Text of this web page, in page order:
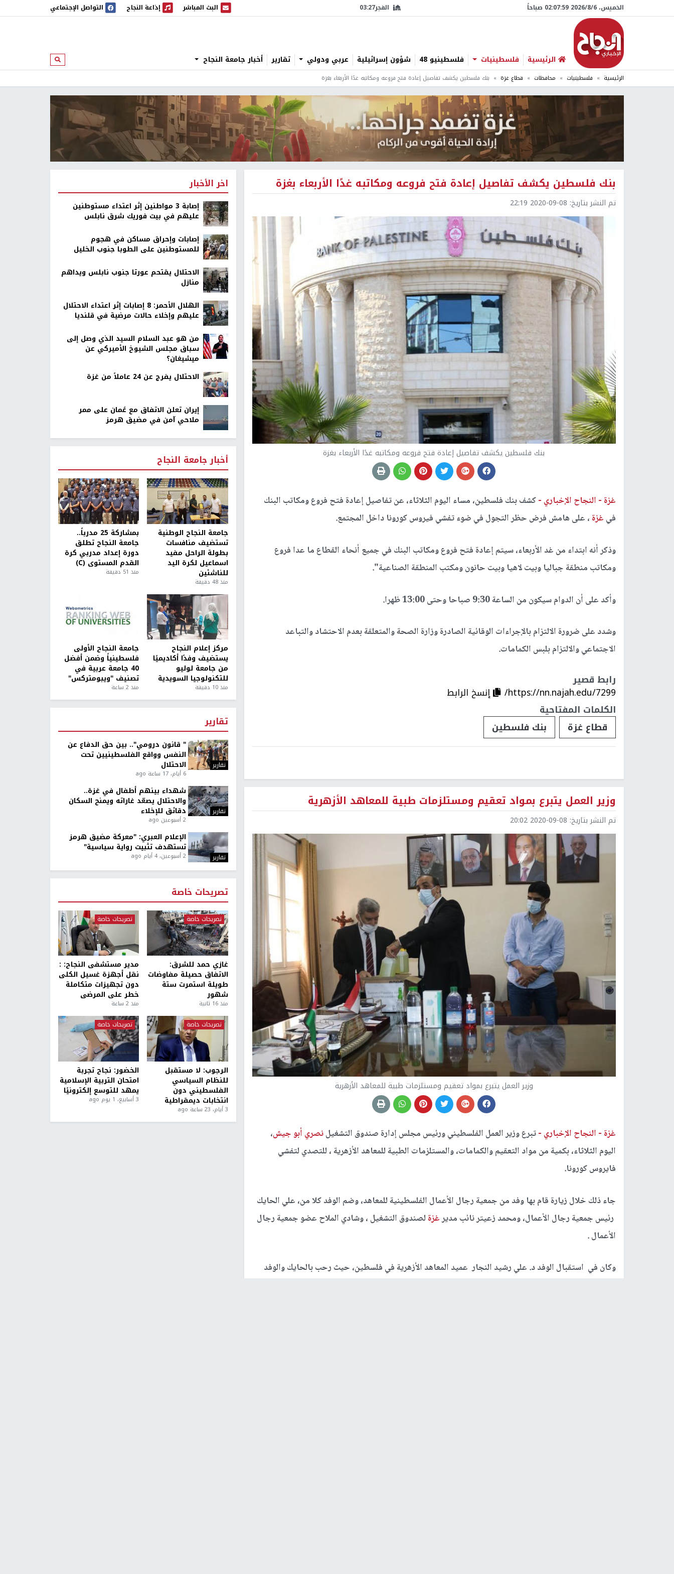
الخميس، 6/‏8/‏2026 02:08:00 صباحاً الفجر03:27 البث المباشر
البث المباشر إذاعة النجاح
إذاعة النجاح التواصل الإجتماعي
الرئيسية فلسطينيات فلسطينيو 48 شؤون إسرائيلية عربي ودولي تقارير أخبار جامعة النجاح ابحث
الرئيسية فلسطينيات محافظات قطاع غزة بنك فلسطين يكشف تفاصيل إعادة فتح فروعه ومكاتبه غدًا الأربعاء بغزة
بنك فلسطين يكشف تفاصيل إعادة فتح فروعه ومكاتبه غدًا الأربعاء بغزة
تم النشر بتاريخ: 2020-09-08 22:19
بنك فلسطين يكشف تفاصيل إعادة فتح فروعه ومكاتبه غدًا الأربعاء بغزة
غزة - النجاح الإخباري -كشف بنك فلسطين، مساء اليوم الثلاثاء، عن تفاصيل إعادة فتح فروع ومكاتب البنك
في غزة ، على هامش فرض حظر التجول في ضوء تفشي فيروس كورونا داخل المجتمع.
وذكر أنه ابتداء من غد الأربعاء، سيتم إعادة فتح فروع ومكاتب البنك في جميع أنحاء القطاع ما عدا فروع
ومكاتب منطقة جباليا وبيت لاهيا وبيت حانون ومكتب المنطقة الصناعية".
وأكد على أن الدوام سيكون من الساعة 9:30 صباحا وحتى 13:00 ظهرا.
وشدد على ضرورة الالتزام بالإجراءات الوقائية الصادرة وزارة الصحة والمتعلقة بعدم الاحتشاد والتباعد
الاجتماعي والالتزام بلبس الكمامات.
رابط قصير
https://nn.najah.edu/7299/
إنسخ الرابط
الكلمات المفتاحية
قطاع غزة
بنك فلسطين
وزير العمل يتبرع بمواد تعقيم ومستلزمات طبية للمعاهد الأزهرية
تم النشر بتاريخ: 2020-09-08 20:02
وزير العمل يتبرع بمواد تعقيم ومستلزمات طبية للمعاهد الأزهرية
غزة - النجاح الإخباري -تبرع وزير العمل الفلسطيني ورئيس مجلس إدارة صندوق التشغيلنصري أبو جيش،
اليوم الثلاثاء، بكمية من مواد التعقيم والكمامات، والمستلزمات الطبية للمعاهد الأزهرية ، للتصدي لتفشي
فايروس كورونا.
جاء ذلك خلال زيارة قام بها وفد من جمعية رجال الأعمال الفلسطينية للمعاهد، وضم الوفد كلا من، علي الحايك
رئيس جمعية رجال الأعمال، ومحمد زعيتر نائب مديرغزة لصندوق التشغيل ، وشادي الملاح عضو جمعية رجال
الأعمال .
وكان في استقبال الوفد د. علي رشيد النجار عميد المعاهد الأزهرية في فلسطين، حيث رحب بالحايك والوفد
اخر الأخبار
إصابة 3 مواطنين إثر اعتداء مستوطنين
عليهم في بيت فوريك شرق نابلس
إصابات وإحراق مساكن في هجوم
للمستوطنين على الطوبا جنوب الخليل
الاحتلال يقتحم عورتا جنوب نابلس ويداهم
منازل
الهلال الأحمر: 8 إصابات إثر اعتداء الاحتلال
عليهم وإخلاء حالات مرضية في قلنديا
من هو عبد السلام السيد الذي وصل إلى
سباق مجلس الشيوخ الأميركي عن
ميشيغان؟
الاحتلال يفرج عن 24 عاملاً من غزة
إيران تعلن الاتفاق مع عُمان على ممر
ملاحي آمن في مضيق هرمز
أخبار جامعة النجاح
جامعة النجاح الوطنية
تستضيف منافسات
بطولة الراحل مفيد
اسماعيل لكرة اليد
للناشئين
منذ 48 دقيقة
بمشاركة 25 مدرباً..
جامعة النجاح تطلق
دورة إعداد مدربي كرة
القدم المستوى (C)
منذ 51 دقيقة
مركز إعلام النجاح
يستضيف وفدًا أكاديميًا
من جامعة لوليو
للتكنولوجيا السويدية
منذ 10 دقيقة
جامعة النجاح الأولى
فلسطينياً وضمن أفضل
40 جامعة عربية في
تصنيف "ويبومتركس"
منذ 2 ساعة
تقارير
تقارير
" قانون درومي".. بين حق الدفاع عن
النفس وواقع الفلسطينيين تحت
الاحتلال
6 أيام، 17 ساعة ago
تقارير
شهداء بينهم أطفال في غزة..
والاحتلال يصعّد غاراته ويمنح السكان
دقائق للإخلاء
2 أسبوعين ago
تقارير
الإعلام العبري: "معركة مضيق هرمز
تستهدف تثبيت رواية سياسية"
2 أسبوعين، 4 أيام ago
تصريحات خاصة
تصريحات خاصة
غازي حمد للشرق:
الاتفاق حصيلة مفاوضات
طويلة استمرت ستة
شهور
منذ 16 ثانية
تصريحات خاصة
مدير مستشفى النجاح: :
نقل أجهزة غسيل الكلى
دون تجهيزات متكاملة
خطر على المرضى
منذ 2 ساعة
تصريحات خاصة
الرجوب: لا مستقبل
للنظام السياسي
الفلسطيني دون
انتخابات ديمقراطية
3 أيام، 23 ساعة ago
تصريحات خاصة
الخضور: نجاح تجربة
امتحان التربية الإسلامية
يمهد للتوسع إلكترونيًا
3 أسابيع، 1 يوم ago